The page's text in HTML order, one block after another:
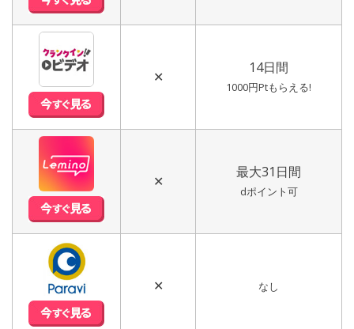
✕
14日間
1000円Ptもらえる!
✕
最大31日間
dポイント可
✕ なし